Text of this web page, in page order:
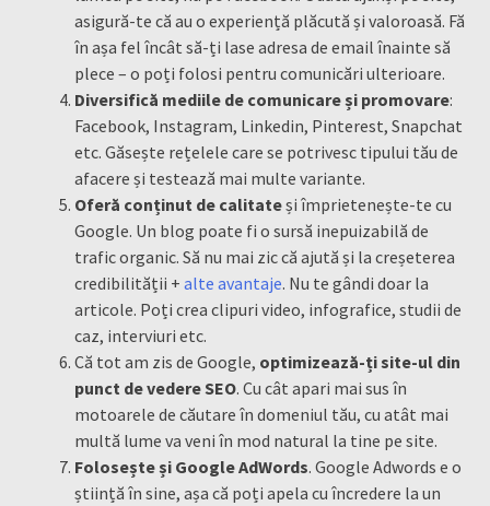
asigură-te că au o experiență plăcută și valoroasă. Fă
în așa fel încât să-ți lase adresa de email înainte să
plece – o poți folosi pentru comunicări ulterioare.
Diversifică mediile de comunicare și promovare:
Facebook, Instagram, Linkedin, Pinterest, Snapchat
etc. Găsește rețelele care se potrivesc tipului tău de
afacere și testează mai multe variante.
Oferă conținut de calitateși împrietenește-te cu
Google. Un blog poate fi o sursă inepuizabilă de
trafic organic. Să nu mai zic că ajută și la creșeterea
credibilității + alte avantaje. Nu te gândi doar la
articole. Poți crea clipuri video, infografice, studii de
caz, interviuri etc.
Că tot am zis de Google, optimizează-ți site-ul din
punct de vedere SEO. Cu cât apari mai sus în
motoarele de căutare în domeniul tău, cu atât mai
multă lume va veni în mod natural la tine pe site.
Folosește și Google AdWords. Google Adwords e o
știință în sine, așa că poți apela cu încredere la un